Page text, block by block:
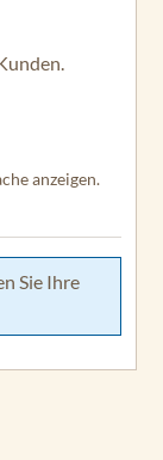
anzeigen.
Sie Ihre